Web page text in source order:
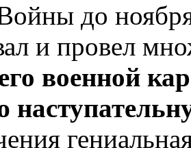
до
и провел
военной